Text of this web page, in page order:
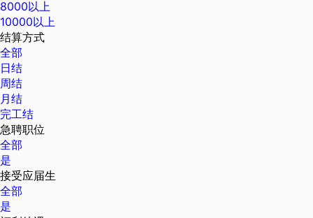
8000以上
10000以上
结算方式
全部
日结
周结
月结
完工结
急聘职位
全部
是
接受应届生
全部
是